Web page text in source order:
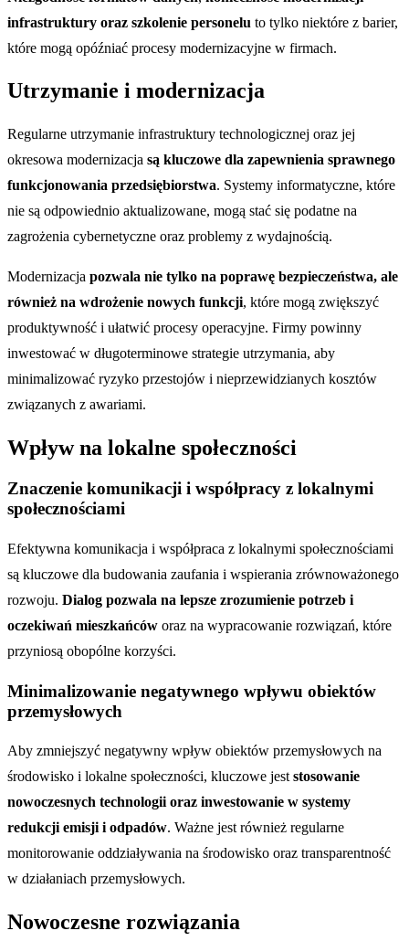
infrastruktury oraz szkolenie personelu to tylko niektóre z barier,
które mogą opóźniać procesy modernizacyjne w firmach.
Utrzymanie i modernizacja
Regularne utrzymanie infrastruktury technologicznej oraz jej
okresowa modernizacja są kluczowe dla zapewnienia sprawnego
funkcjonowania przedsiębiorstwa. Systemy informatyczne, które
nie są odpowiednio aktualizowane, mogą stać się podatne na
zagrożenia cybernetyczne oraz problemy z wydajnością.
Modernizacja pozwala nie tylko na poprawę bezpieczeństwa, ale
również na wdrożenie nowych funkcji, które mogą zwiększyć
produktywność i ułatwić procesy operacyjne. Firmy powinny
inwestować w długoterminowe strategie utrzymania, aby
minimalizować ryzyko przestojów i nieprzewidzianych kosztów
związanych z awariami.
Wpływ na lokalne społeczności
Znaczenie komunikacji i współpracy z lokalnymi
społecznościami
Efektywna komunikacja i współpraca z lokalnymi społecznościami
są kluczowe dla budowania zaufania i wspierania zrównoważonego
rozwoju. Dialog pozwala na lepsze zrozumienie potrzeb i
oczekiwań mieszkańców oraz na wypracowanie rozwiązań, które
przyniosą obopólne korzyści.
Minimalizowanie negatywnego wpływu obiektów
przemysłowych
Aby zmniejszyć negatywny wpływ obiektów przemysłowych na
środowisko i lokalne społeczności, kluczowe jest stosowanie
nowoczesnych technologii oraz inwestowanie w systemy
redukcji emisji i odpadów. Ważne jest również regularne
monitorowanie oddziaływania na środowisko oraz transparentność
w działaniach przemysłowych.
Nowoczesne rozwiązania